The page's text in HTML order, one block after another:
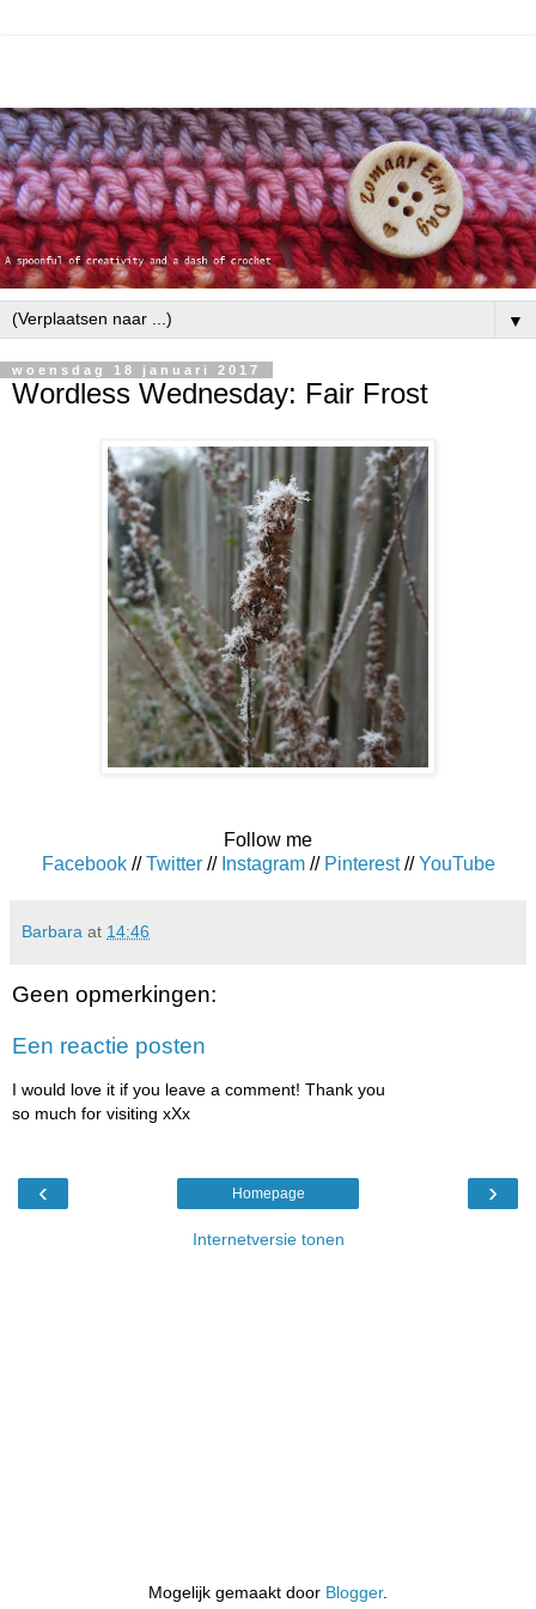
▼
woensdag 18 januari 2017
Wordless Wednesday: Fair Frost
Follow me
Facebook//Twitter// Instagram// Pinterest// YouTube
Barbara at 14:46
Geen opmerkingen:
Een reactie posten
I would love it if you leave a comment! Thank you
so much for visiting xXx
‹ ›
Homepage
Internetversie tonen
Mogelijk gemaakt door Blogger.